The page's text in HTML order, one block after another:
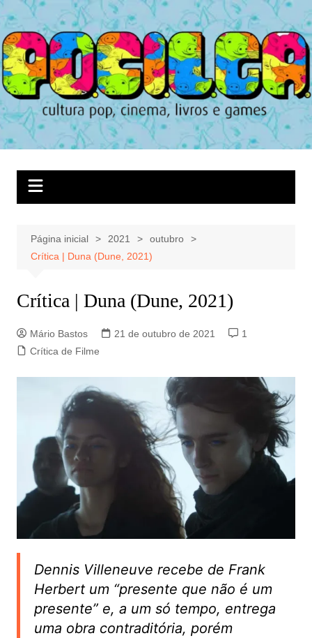
Ir
para
o
conteúdo
Página inicial 2021
outubro
Crítica | Duna (Dune, 2021)
Crítica | Duna (Dune, 2021)
Mário Bastos 21 de outubro de 2021
1
Crítica de Filme
Dennis Villeneuve recebe de Frank
Herbert um “presente que não é um
presente” e, a um só tempo, entrega
uma obra contraditória, porém